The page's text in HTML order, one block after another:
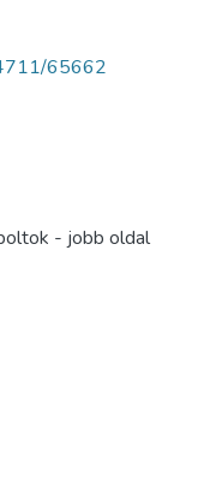
65662
- jobb oldal